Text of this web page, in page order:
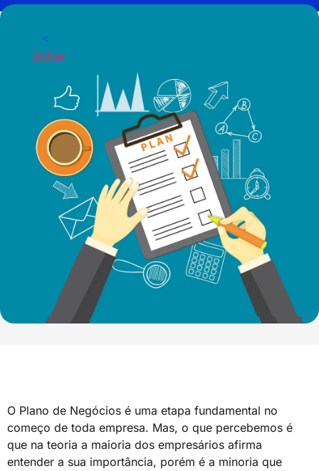
<
Voltar
O Plano de Negócios é uma etapa fundamental no
começo de toda empresa. Mas, o que percebemos é
que na teoria a maioria dos empresários afirma
entender a sua importância, porém é a minoria que